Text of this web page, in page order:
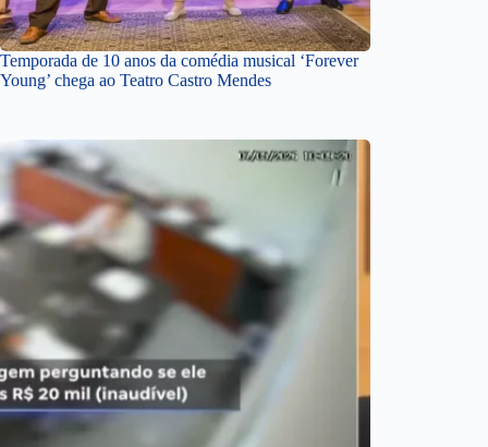
Temporada de 10 anos da comédia musical ‘Forever
Young’ chega ao Teatro Castro Mendes